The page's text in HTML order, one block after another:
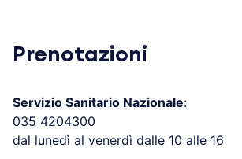
Prenotazioni
Servizio Sanitario Nazionale:
035 4204300
dal lunedì al venerdì dalle 10 alle 16